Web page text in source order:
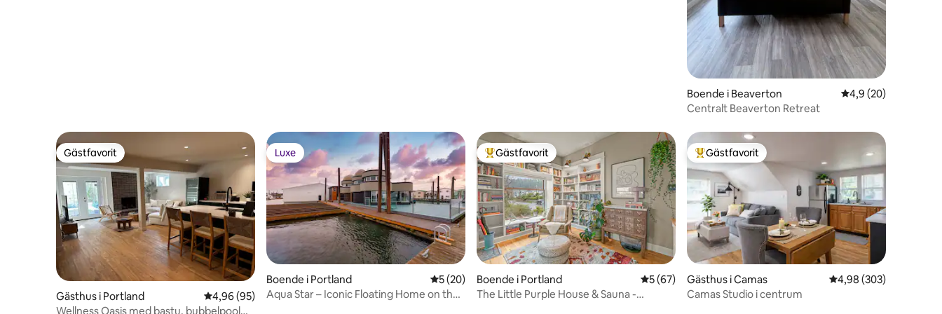
Boende i Beaverton 4,9 av 5 i
4,9 (20)
Centralt Beaverton Retreat
Gästfavorit
Gästfavorit
Gästhus i Portland 4,96 av 5 i genomsnittligt betyg, 95 omdömen
4,96 (95)
Wellness Oasis med bastu, bubbelpool
Luxe
Luxe
Boende i Portland 5 av 5 i genomsnittligt betyg, 20 omdömen
5 (20)
Aqua Star – Iconic Floating Home on the
Populär gästfavorit
Gästfavorit
Boende i Portland 5 av 5 i genomsnittligt betyg, 67 omdömen
5 (67)
The Little Purple House & Sauna -
Populär gästfavorit
Gästfavorit
Gästhus i Camas 4,98 av 5 i
4,98 (303)
Camas Studio i centrum